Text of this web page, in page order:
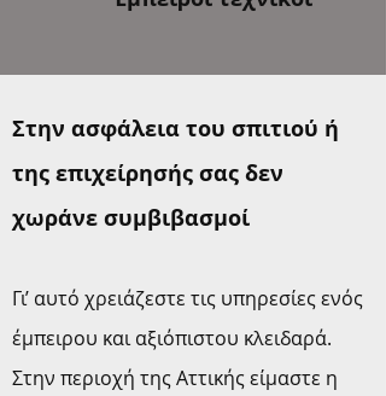
Στην ασφάλεια του σπιτιού ή
της επιχείρησής σας δεν
χωράνε συμβιβασμοί
Γι’ αυτό χρειάζεστε τις υπηρεσίες ενός
έμπειρου και αξιόπιστου κλειδαρά.
Στην περιοχή της Αττικής είμαστε η